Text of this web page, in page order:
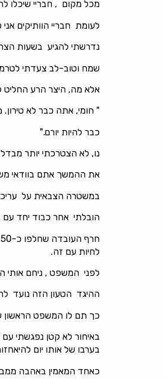
מכל מקום , חבריי שיכלו להשוות בין 2 ההיאחזויות טענו שהגענו
לעומת חבריי הוותיקים
נדרשתי להגיע בשעות
שמח וטוב-לב צעדתי
אלא מה, היצר הרע החליט
" חומי, אתה כבר לא
כבר להיות יורם."
נו, לא הצטרכתי יותר
את ההמשך אתם בוודאי
במשטרה הצבאית על
הובלתי אחר כבוד יחד עם
לחיות עם זה.
לפני המשפט , ניחם אותי
ההיגד הטעון הזה נועד
כך תם לו המשפט הראשון
באיחור לא קטן נפגשתי
בערבו של אותו יום
כאחד המאמין באהבה